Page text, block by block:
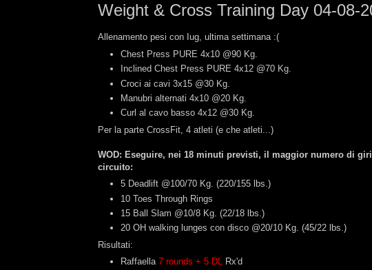
Weight & Cross Training Day 04-08-
Allenamento pesi con Iug, ultima settimana :(
Chest Press PURE 4x10 @90 Kg.
Inclined Chest Press PURE 4x12 @70 Kg.
Croci ai cavi 3x15 @30 Kg.
Manubri alternati 4x10 @20 Kg.
Curl al cavo basso 4x12 @30 Kg.
Per la parte CrossFit, 4 atleti (e che atleti...)
WOD: Eseguire, nei 18 minuti previsti, il maggior numero di
circuito:
5 Deadlift @100/70 Kg. (220/155 lbs.)
10 Toes Through Rings
15 Ball Slam @10/8 Kg. (22/18 lbs.)
20 OH walking lunges con disco @20/10 Kg. (45/22 lbs.)
Risultati:
Raffaella 7 rounds + 5 DL Rx'd